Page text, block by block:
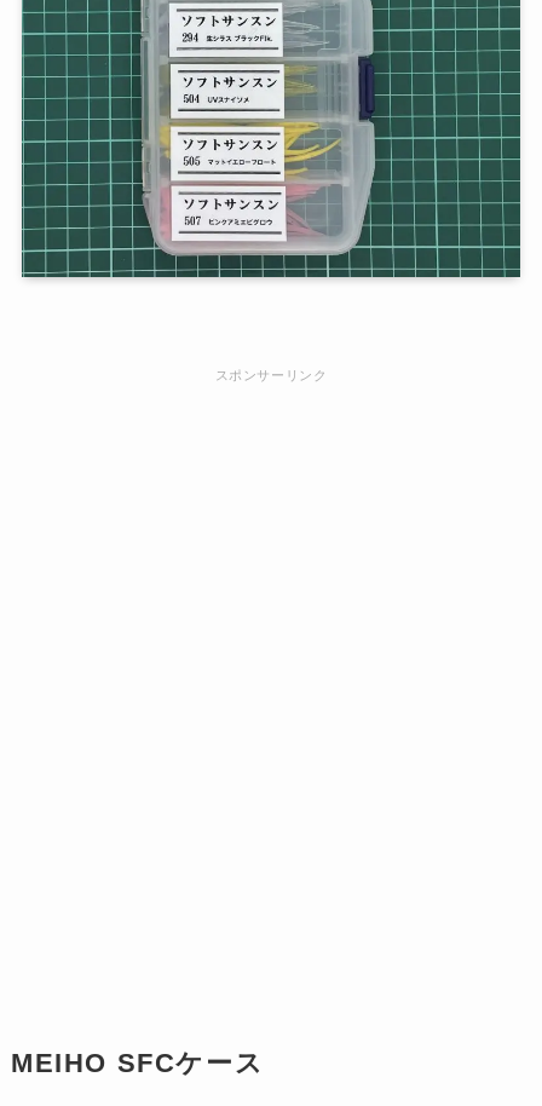
スポンサーリンク
MEIHO SFCケース